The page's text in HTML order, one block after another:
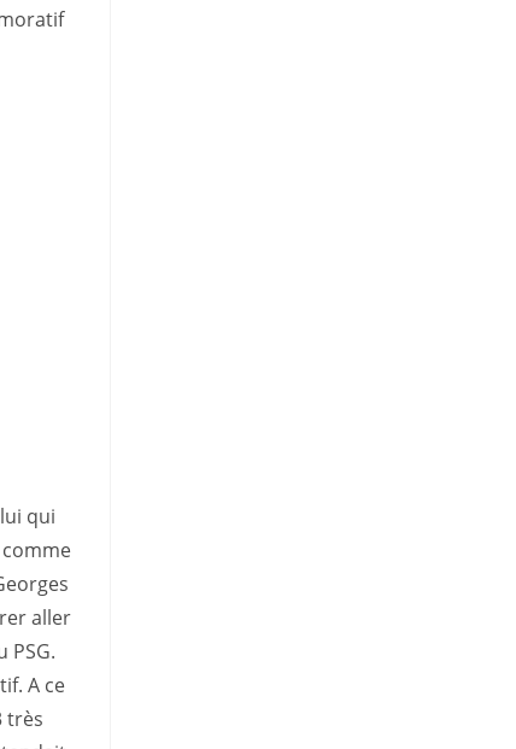
qui
aller
PSG.
A ce
très